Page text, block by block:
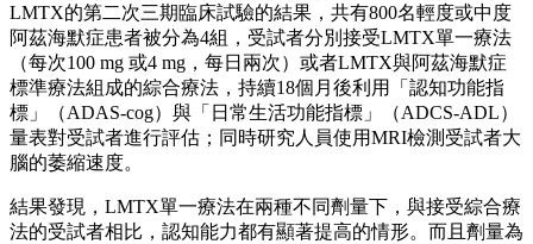
LMTX的第二次三期臨床試驗的結果，共有800名輕度或中度
阿茲海默症患者被分為4組，受試者分別接受LMTX單一療法
（每次100 mg 或4 mg，每日兩次）或者LMTX與阿茲海默症
標準療法組成的綜合療法，持續18個月後利用「認知功能指
標」（ADAS-cog）與「日常生活功能指標」（ADCS-ADL）
量表對受試者進行評估；同時研究人員使用MRI檢測受試者大
腦的萎縮速度。
結果發現，LMTX單一療法在兩種不同劑量下，與接受綜合療
法的受試者相比，認知能力都有顯著提高的情形。而且劑量為